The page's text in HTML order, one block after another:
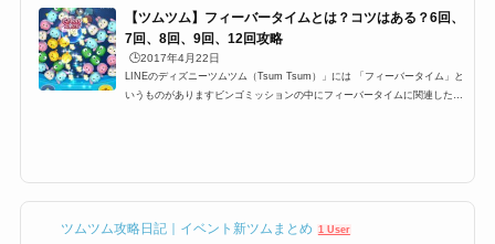
【ツムツム】フィーバータイムとは？コツはある？6回、
7回、8回、9回、12回攻略
🕒️2017年4月22日
LINEのディズニーツムツム（Tsum Tsum）」には 「フィーバータイム」と
いうものがありますビンゴミッションの中にフィーバータイムに関連したミ
ツムツム攻略日記｜イベント新ツムまとめ 1 User